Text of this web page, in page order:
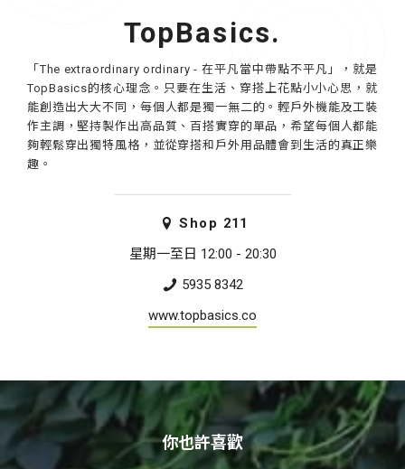
TopBasics.
「The extraordinary ordinary - 在平凡當中帶點不平凡」，就是
TopBasics的核心理念。只要在生活、穿搭上花點小小心思，就
能創造出大大不同，每個人都是獨一無二的。輕戶外機能及工裝
作主調，堅持製作出高品質、百搭實穿的單品，希望每個人都能
夠輕鬆穿出獨特風格，並從穿搭和戶外用品體會到生活的真正樂
趣。
Shop 211
星期一至日 12:00 - 20:30
5935 8342
www.topbasics.co
你也許喜歡